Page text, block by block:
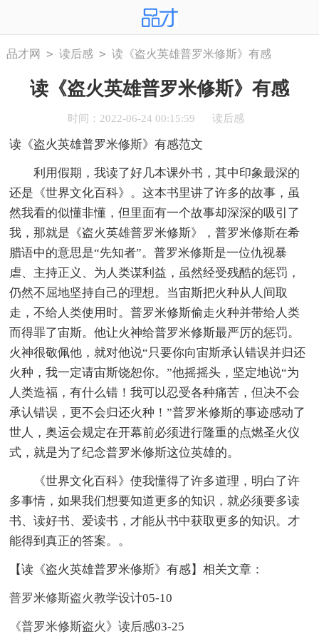
品才网 > 读后感 > 读《盗火英雄普罗米修斯》有感
读《盗火英雄普罗米修斯》有感
时间：2022-06-24 00:15:59 读后感
读《盗火英雄普罗米修斯》有感范文
利用假期，我读了好几本课外书，其中印象最深的
还是《世界文化百科》。这本书里讲了许多的故事，虽
然我看的似懂非懂，但里面有一个故事却深深的吸引了
我，那就是《盗火英雄普罗米修斯》，普罗米修斯在希
腊语中的意思是“先知者”。普罗米修斯是一位仇视暴
虐、主持正义、为人类谋利益，虽然经受残酷的惩罚，
仍然不屈地坚持自己的理想。当宙斯把火种从人间取
走，不给人类使用时。普罗米修斯偷走火种并带给人类
而得罪了宙斯。他让火神给普罗米修斯最严厉的惩罚。
火神很敬佩他，就对他说“只要你向宙斯承认错误并归还
火种，我一定请宙斯饶恕你。”他摇摇头，坚定地说“为
人类造福，有什么错！我可以忍受各种痛苦，但决不会
承认错误，更不会归还火种！”普罗米修斯的事迹感动了
世人，奥运会规定在开幕前必须进行隆重的点燃圣火仪
式，就是为了纪念普罗米修斯这位英雄的。
《世界文化百科》使我懂得了许多道理，明白了许
多事情，如果我们想要知道更多的知识，就必须要多读
书、读好书、爱读书，才能从书中获取更多的知识。才
能得到真正的答案。。
【读《盗火英雄普罗米修斯》有感】相关文章：
普罗米修斯盗火教学设计05-10
《普罗米修斯盗火》读后感03-25